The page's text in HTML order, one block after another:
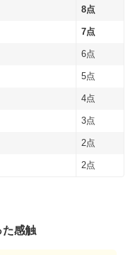
8点
7点
6点
5点
4点
3点
2点
2点
た感触